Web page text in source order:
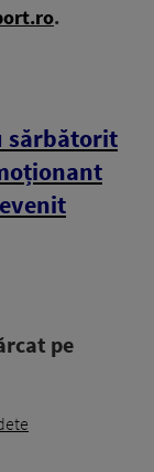
.
sărbătorit
pe